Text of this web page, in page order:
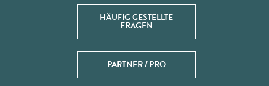
HÄUFIG GESTELLTE
FRAGEN
PARTNER / PRO